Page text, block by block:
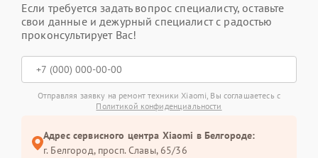
Если требуется задать вопрос специалисту, оставьте
свои данные и дежурный специалист с радостью
проконсультирует Вас!
Отправляя заявку на ремонт техники Xiaomi, Вы соглашаетесь с
Политикой конфиденциальности
Адрес сервисного центра Xiaomi в Белгороде:
г. Белгород, просп. Славы, 65/36